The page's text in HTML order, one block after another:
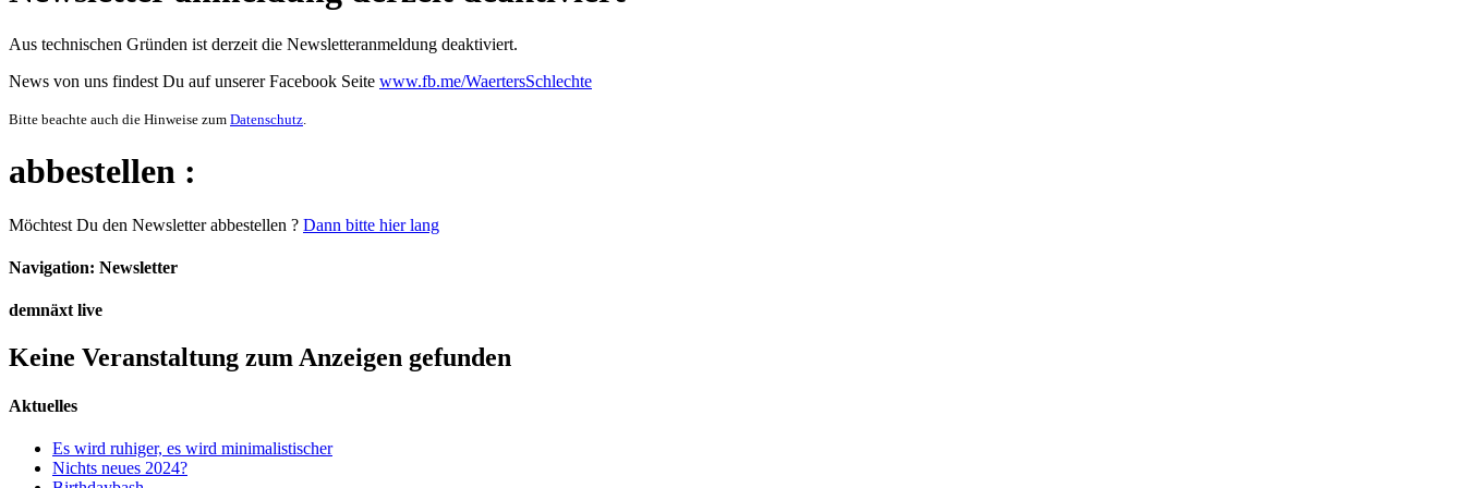
Aus technischen Gründen ist derzeit die Newsletteranmeldung deaktiviert.
News von uns findest Du auf unserer Facebook Seite www.fb.me/WaertersSchlechte
Bitte beachte auch die Hinweise zum Datenschutz
abbestellen :
Möchtest Du den Newsletter abbestellen ? Dann bitte hier lang
Navigation: Newsletter
demnäxt live
Keine Veranstaltung zum Anzeigen gefunden
Aktuelles
Es wird ruhiger, es wird minimalistischer
Nichts neues 2024?